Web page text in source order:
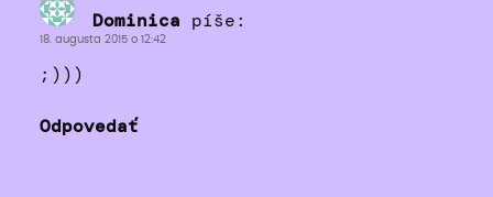
Dominica píše:
18. augusta 2015 o 12:42
;)))
Odpovedať